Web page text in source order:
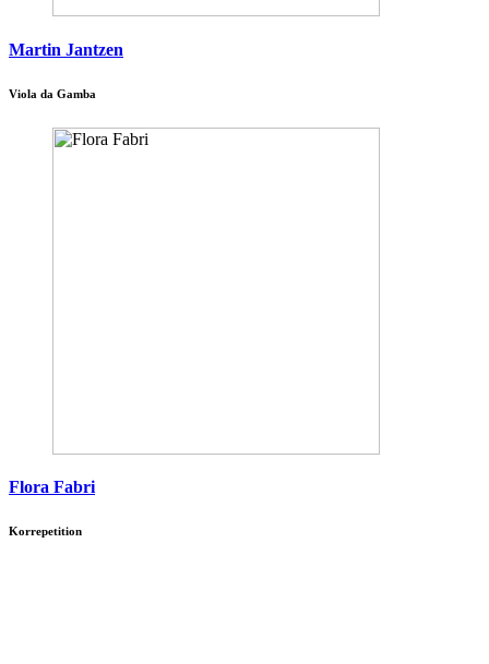
Martin Jantzen
Viola da Gamba
Flora Fabri
Korrepetition